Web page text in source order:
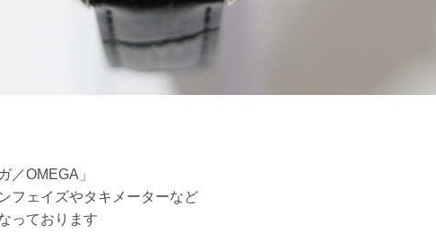
／OMEGA」
フェイズやタキメーターなど
っております